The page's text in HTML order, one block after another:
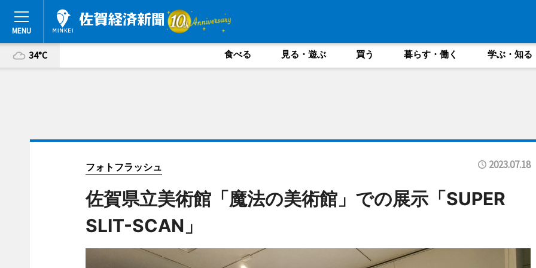
34°C 食べる 見る・遊ぶ 買う 暮らす・働く 学ぶ・知る
フォトフラッシュ 2023.07.18
佐賀県立美術館「魔法の美術館」での展示「SUPER
SLIT-SCAN」